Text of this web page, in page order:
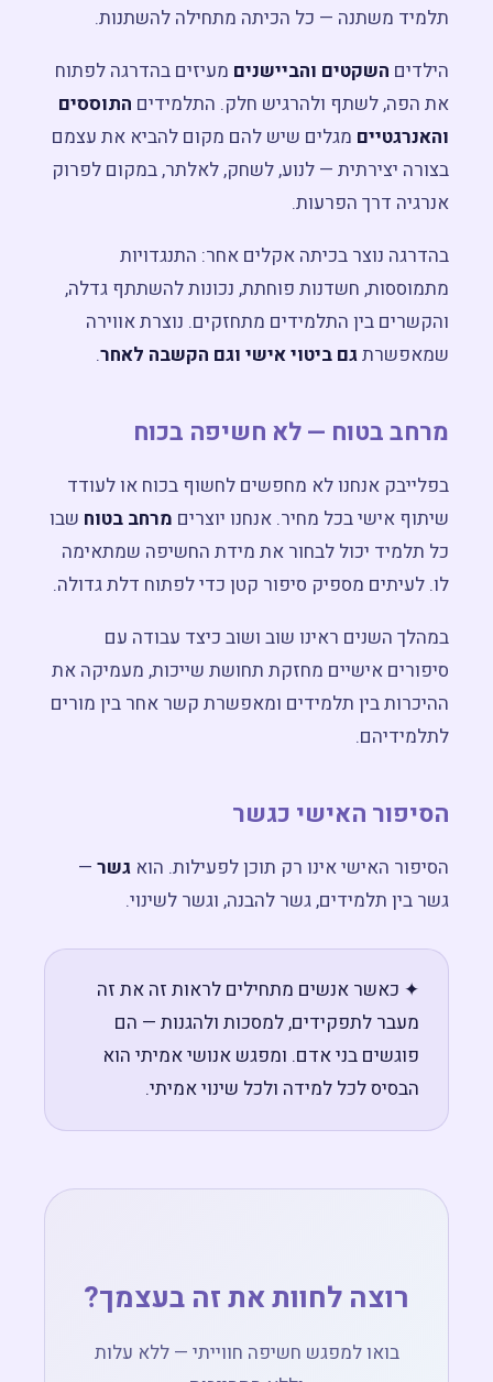
תלמיד משתנה — כל הכיתה מתחילה להשתנות.
הילדים השקטים והביישנים מעיזים בהדרגה לפתוח
את הפה, לשתף ולהרגיש חלק. התלמידים התוססים
והאנרגטיים מגלים שיש להם מקום להביא את עצמם
בצורה יצירתית — לנוע, לשחק, לאלתר, במקום לפרוק
אנרגיה דרך הפרעות.
בהדרגה נוצר בכיתה אקלים אחר: התנגדויות
מתמוססות, חשדנות פוחתת, נכונות להשתתף גדלה,
והקשרים בין התלמידים מתחזקים. נוצרת אווירה
שמאפשרתגם ביטוי אישי וגם הקשבה לאחר.
מרחב בטוח — לא חשיפה בכוח
בפלייבק אנחנו לא מחפשים לחשוף בכוח או לעודד
שיתוף אישי בכל מחיר. אנחנו יוצרים מרחב בטוח שבו
כל תלמיד יכול לבחור את מידת החשיפה שמתאימה
לו. לעיתים מספיק סיפור קטן כדי לפתוח דלת גדולה.
במהלך השנים ראינו שוב ושוב כיצד עבודה עם
סיפורים אישיים מחזקת תחושת שייכות, מעמיקה את
ההיכרות בין תלמידים ומאפשרת קשר אחר בין מורים
לתלמידיהם.
הסיפור האישי כגשר
הסיפור האישי אינו רק תוכן לפעילות. הוא גשר —
גשר בין תלמידים, גשר להבנה, וגשר לשינוי.
✦ כאשר אנשים מתחילים לראות זה את זה
מעבר לתפקידים, למסכות ולהגנות — הם
פוגשים בני אדם. ומפגש אנושי אמיתי הוא
הבסיס לכל למידה ולכל שינוי אמיתי.
רוצה לחוות את זה בעצמך?
בואו למפגש חשיפה חווייתי — ללא עלות